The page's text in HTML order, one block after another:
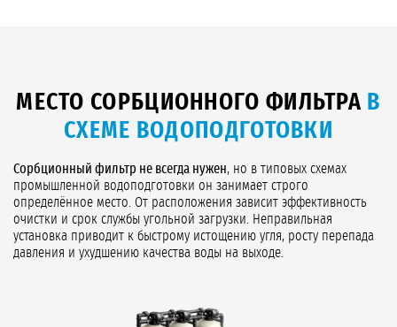
МЕСТО СОРБЦИОННОГО ФИЛЬТРА В
СХЕМЕ ВОДОПОДГОТОВКИ
Сорбционный фильтр не всегда нужен, но в типовых схемах
промышленной водоподготовки он занимает строго
определённое место. От расположения зависит эффективность
очистки и срок службы угольной загрузки. Неправильная
установка приводит к быстрому истощению угля, росту перепада
давления и ухудшению качества воды на выходе.